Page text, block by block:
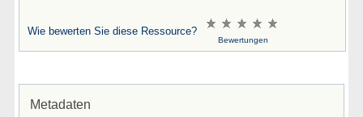
Wie bewerten Sie diese Ressource?
Bewertungen
Metadaten